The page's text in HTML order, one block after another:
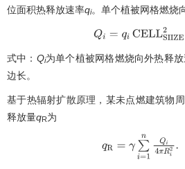
位面积热释放速率qi。单个植被网格燃烧
Qi= qiCELLSIIZE2.
式中： Qi为单个植被网格燃烧向外热释放
边长。
基于热辐射扩散原理，某未点燃建筑物
释放量qR为
qR =γ∑i=1n Qi4πR